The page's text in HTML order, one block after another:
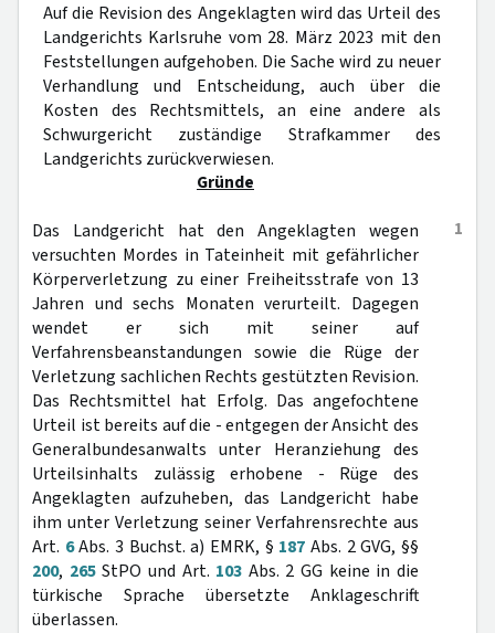
Auf die Revision des Angeklagten wird das Urteil des
Landgerichts Karlsruhe vom 28. März 2023 mit den
Feststellungen aufgehoben. Die Sache wird zu neuer
Verhandlung und Entscheidung, auch über die
Kosten des Rechtsmittels, an eine andere als
Schwurgericht zuständige Strafkammer des
Landgerichts zurückverwiesen.
Gründe
1
Das Landgericht hat den Angeklagten wegen
versuchten Mordes in Tateinheit mit gefährlicher
Körperverletzung zu einer Freiheitsstrafe von 13
Jahren und sechs Monaten verurteilt. Dagegen
wendet er sich mit seiner auf
Verfahrensbeanstandungen sowie die Rüge der
Verletzung sachlichen Rechts gestützten Revision.
Das Rechtsmittel hat Erfolg. Das angefochtene
Urteil ist bereits auf die - entgegen der Ansicht des
Generalbundesanwalts unter Heranziehung des
Urteilsinhalts zulässig erhobene - Rüge des
Angeklagten aufzuheben, das Landgericht habe
ihm unter Verletzung seiner Verfahrensrechte aus
Art. 6Abs. 3 Buchst. a) EMRK, § 187 Abs. 2 GVG, §§
200, 265StPO und Art. 103 Abs. 2 GG keine in die
türkische Sprache übersetzte Anklageschrift
überlassen.